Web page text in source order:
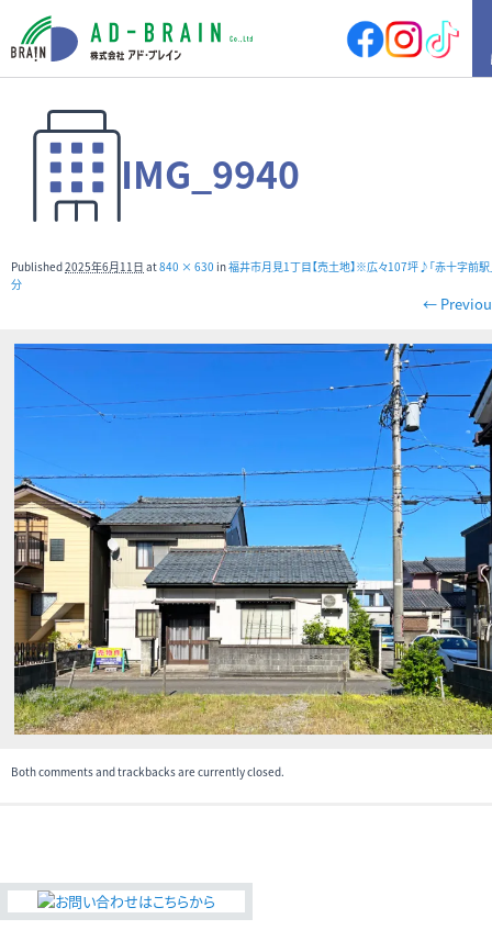
HOME
買いたい
売地
店舗付住宅
マンション
借りたい
倉庫
土地
その他
売りたい サポート内容
売却の流れ
無料査定・売却・買取
お役立ち
情報
資産活用・売却の豆知識
会社案内 特長・サービス
スタッフ紹介
アクセス
会社概要
IMG_9940
Published2025年6月11日 at840 × 630 in福井市月見1丁目【売土地】※広々107坪♪「赤十字前駅
分
←
Both comments and trackbacks are currently closed.